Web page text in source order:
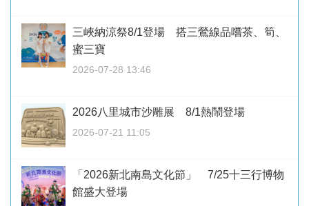
三峽納涼祭8/1登場 搭三鶯線品嚐茶、筍、
蜜三寶
2026-07-28 13:46
2026八里城市沙雕展 8/1熱鬧登場
2026-07-21 11:05
「2026新北南島文化節」 7/25十三行博物
館盛大登場